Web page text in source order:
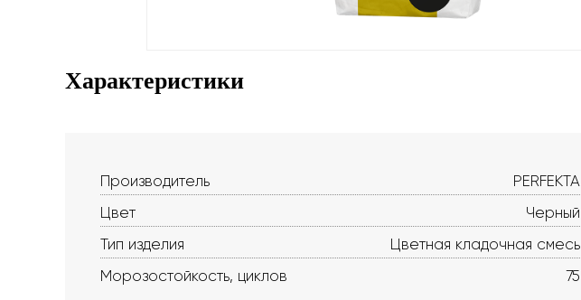
Характеристики
Производитель
PERFEKTA
Цвет
Черный
Тип изделия
Цветная кладочная смесь
Морозостойкость, циклов
75